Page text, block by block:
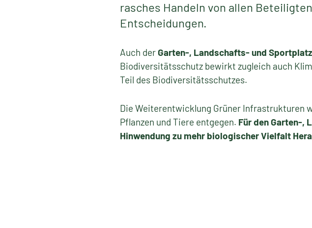
rasches Handeln von allen
Entscheidungen.
Auch derGarten-, Landschafts- und
Biodiversitätsschutz bewirkt zugleich auch
Teil des Biodiversitätsschutzes.
Die Weiterentwicklung Grüner Infrastrukturen
Pflanzen und Tiere entgegen. Für den Garten-,
Hinwendung zu mehr biologischer Vielfalt